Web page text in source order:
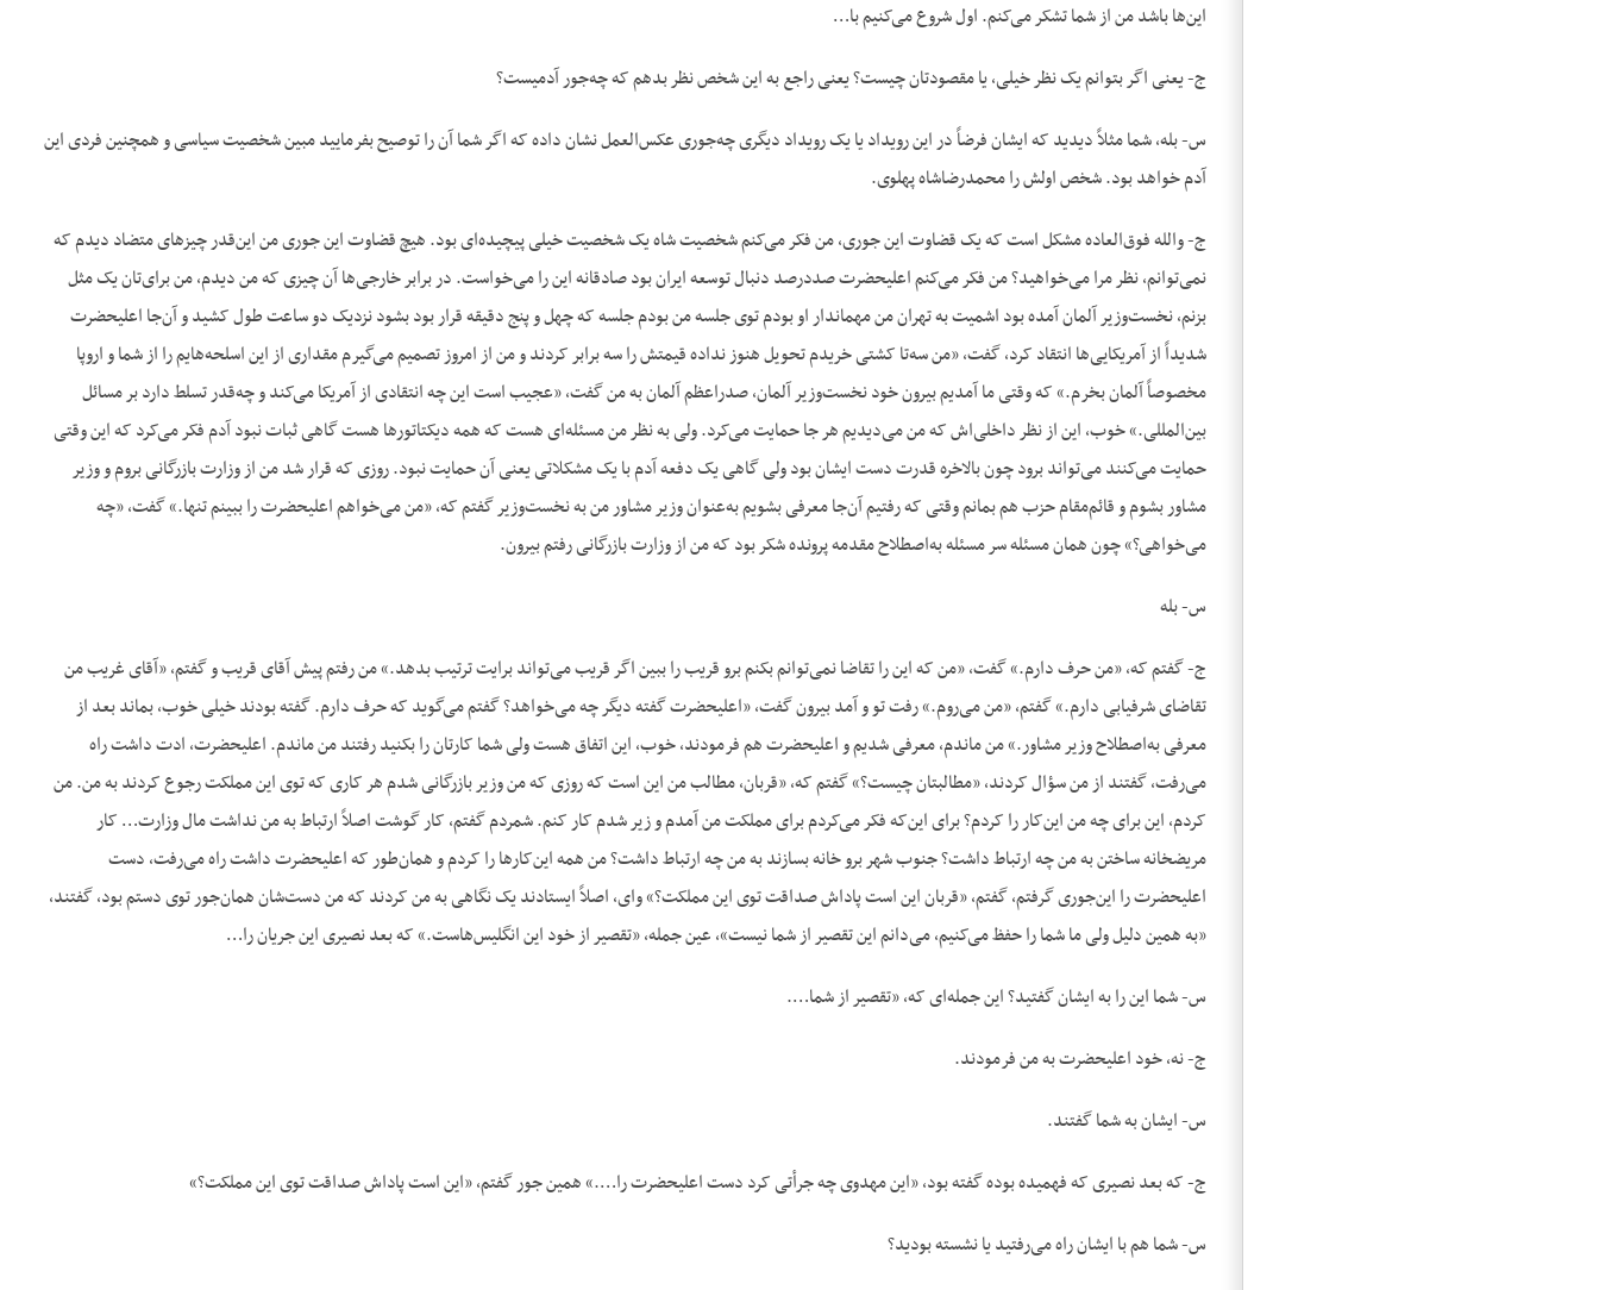
این‌ها باشد من از شما تشکر می‌کنم. اول شروع می‌کنیم با…
ج- یعنی اگر بتوانم یک نظر خیلی، یا مقصودتان چیست؟ یعنی راجع به این شخص نظر بدهم که چه‌جور آدمیست؟
س- بله، شما مثلاً دیدید که ایشان فرضاً در این رویداد یا یک رویداد دیگری چه‌جوری عکس‌العمل نشان داده که اگر شما آن را توصیح بفرمایید مبین شخصیت سیاسی و همچنین فردی این
آدم خواهد بود. شخص اولش را محمدرضاشاه پهلوی.
ج- والله فوق‌العاده مشکل است که یک قضاوت این جوری، من فکر می‌کنم شخصیت شاه یک شخصیت خیلی پیچیده‌ای بود. هیچ قضاوت این جوری من این‌قدر چیزهای متضاد دیدم که
نمی‌توانم، نظر مرا می‌خواهید؟ من فکر می‌کنم اعلیحضرت صددرصد دنبال توسعه ایران بود صادقانه این را می‌خواست. در برابر خارجی‌ها آن چیزی که من دیدم، من برای‌تان یک مثل
بزنم، نخست‌وزیر آلمان آمده بود اشمیت به تهران من مهماندار او بودم توی جلسه من بودم جلسه که چهل و پنج دقیقه قرار بود بشود نزدیک دو ساعت طول کشید و آن‌جا اعلیحضرت
شدیداً از آمریکایی‌ها انتقاد کرد، گفت، «من سه‌تا کشتی خریدم تحویل هنوز نداده قیمتش را سه برابر کردند و من از امروز تصمیم می‌گیرم مقداری از این اسلحه‌هایم را از شما و اروپا
مخصوصاً آلمان بخرم.» که وقتی ما آمدیم بیرون خود نخست‌وزیر آلمان، صدراعظم آلمان به من گفت، «عجیب است این چه انتقادی از آمریکا می‌کند و چه‌قدر تسلط دارد بر مسائل
بین‌المللی.» خوب، این از نظر داخلی‌اش که من می‌دیدیم هر جا حمایت می‌کرد. ولی به نظر من مسئله‌ای هست که همه دیکتاتورها هست گاهی ثبات نبود آدم فکر می‌کرد که این وقتی
حمایت می‌کنند می‌تواند برود چون بالاخره قدرت دست ایشان بود ولی گاهی یک دفعه آدم با یک مشکلاتی یعنی آن حمایت نبود. روزی که قرار شد من از وزارت بازرگانی بروم و وزیر
مشاور بشوم و قائم‌مقام حزب هم بمانم وقتی که رفتیم آن‌جا معرفی بشویم به‌عنوان وزیر مشاور من به نخست‌وزیر گفتم که، «من می‌خواهم اعلیحضرت را ببینم تنها.» گفت، «چه
می‌خواهی؟» چون همان مسئله سر مسئله به‌اصطلاح مقدمه پرونده شکر بود که من از وزارت بازرگانی رفتم بیرون.
س- بله‌
ج- گفتم که، «من حرف دارم.» گفت، «من که این را تقاضا نمی‌توانم بکنم برو قریب را ببین اگر قریب می‌تواند برایت ترتیب بدهد.» من رفتم پیش آقای قریب و گفتم، «آقای غریب من
تقاضای شرفیابی دارم.» گفتم، «من می‌روم.» رفت تو و آمد بیرون گفت، «اعلیحضرت گفته دیگر چه می‌خواهد؟ گفتم می‌گوید که حرف دارم. گفته بودند خیلی خوب، بماند بعد از
معرفی به‌اصطلاح وزیر مشاور.» من ماندم، معرفی شدیم و اعلیحضرت هم فرمودند، خوب، این اتفاق هست ولی شما کارتان را بکنید رفتند من ماندم. اعلیحضرت، ادت داشت راه
می‌رفت، گفتند از من سؤال کردند، «مطالبتان چیست؟» گفتم که، «قربان، مطالب من این است که روزی که من وزیر بازرگانی شدم هر کاری که توی این مملکت رجوع کردند به من. من
کردم، این برای چه من این‌کار را کردم؟ برای این‌که فکر می‌کردم برای مملکت من آمدم و زیر شدم کار کنم. شمردم گفتم، کار گوشت اصلاً ارتباط به من نداشت مال وزارت… کار
مریضخانه ساختن به من چه ارتباط داشت؟ جنوب شهر برو خانه بسازند به من چه ارتباط داشت؟ من همه این‌کارها را کردم و همان‌طور که اعلیحضرت داشت راه می‌رفت، دست
اعلیحضرت را این‌جوری گرفتم، گفتم، «قربان این است پاداش صداقت توی این مملکت؟» وای، اصلاً ایستادند یک نگاهی به من کردند که من دست‌شان همان‌جور توی دستم بود، گفتند،
«به همین دلیل ولی ما شما را حفظ می‌کنیم، می‌دانم این تقصیر از شما نیست»، عین جمله، «تقصیر از خود این انگلیس‌هاست.» که بعد نصیری این جریان را…
س- شما این را به ایشان گفتید؟ این جمله‌ای که، «تقصیر از شما….
ج- نه، خود اعلیحضرت به من فرمودند.
س- ایشان به شما گفتند.
ج- که بعد نصیری که فهمیده بوده گفته بود، «این مهدوی چه جرأتی کرد دست اعلیحضرت را….» همین جور گفتم، «این است پاداش صداقت توی این مملکت؟»
س- شما هم با ایشان راه می‌رفتید یا نشسته بودید؟